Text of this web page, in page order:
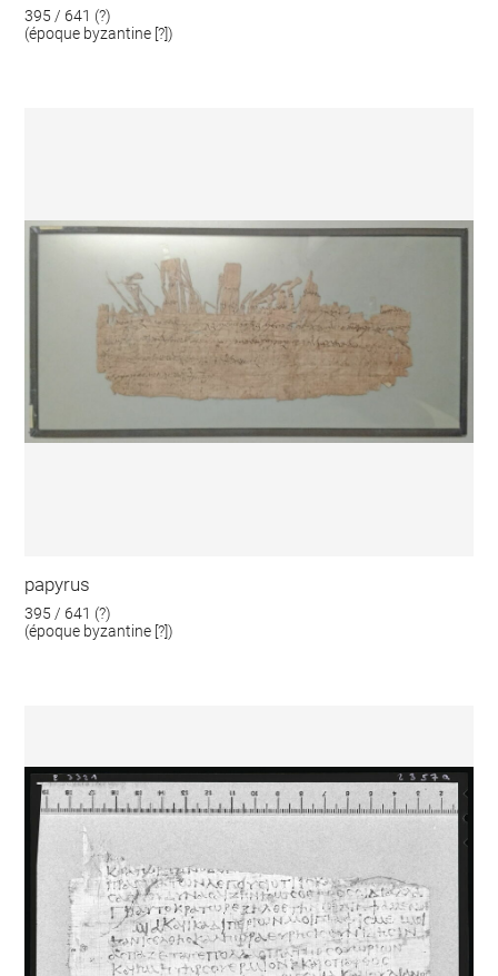
395 / 641 (?)
(époque byzantine [?])
papyrus
395 / 641 (?)
(époque byzantine [?])